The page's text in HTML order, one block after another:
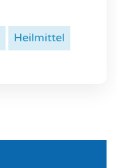
Heilmittel